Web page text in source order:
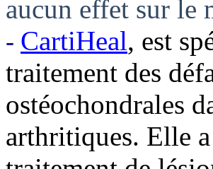
aucun effet sur le
- CartiHeal, est
traitement des
ostéochondrales
arthritiques. Elle